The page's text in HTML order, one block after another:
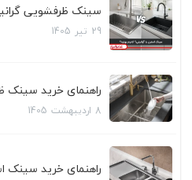
سینک ظرفشویی
29 تیر 1405
راهنمای خرید سینک
8 اردیبهشت 1405
راهنمای خرید سینک